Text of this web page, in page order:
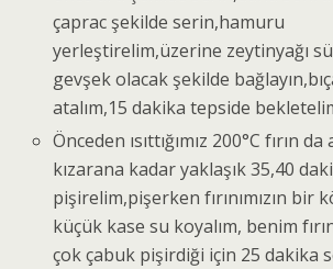
çaprac şekilde serin,hamuru
yerleştirelim,üzerine zeytinyağı
gevşek olacak şekilde
atalım,15 dakika tepside
Önceden ısıttığımız 200°C fırın
kızarana kadar yaklaşık 35,40
pişirelim,pişerken fırınımızın bir
küçük kase su koyalım, benim
çok çabuk pişirdiği için 25 dakika